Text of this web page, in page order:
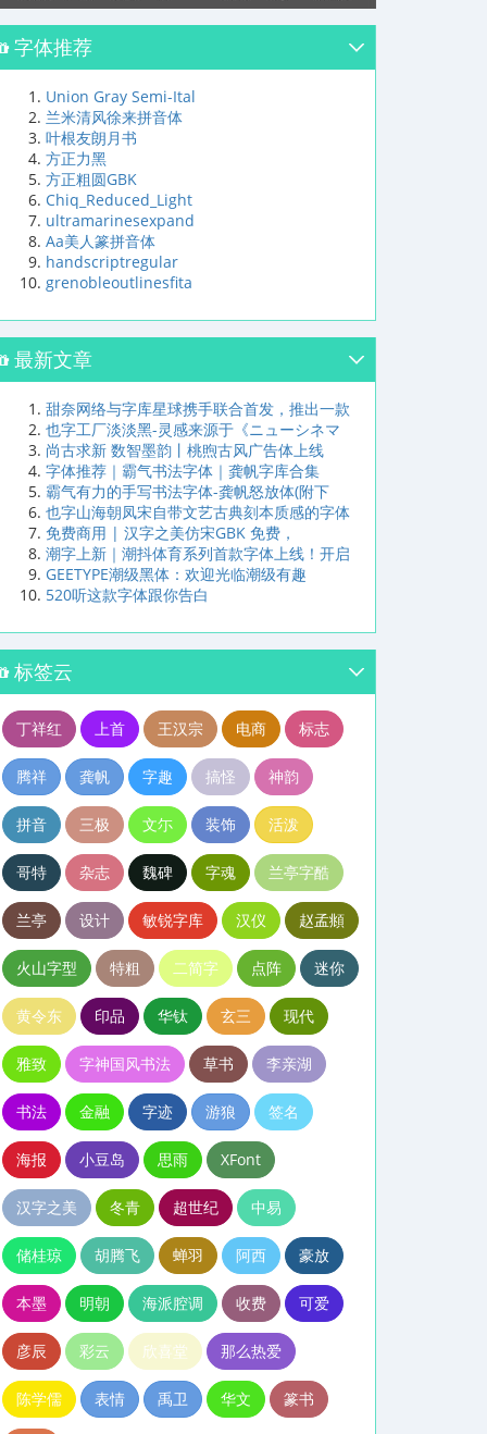
字体推荐
Union Gray Semi-Ital
兰米清风徐来拼音体
叶根友朗月书
方正力黑
方正粗圆GBK
Chiq_Reduced_Light
ultramarinesexpand
Aa美人篆拼音体
handscriptregular
grenobleoutlinesfita
最新文章
甜奈网络与字库星球携手联合首发，推出一款
也字工厂淡淡黑-灵感来源于《ニューシネマ
尚古求新 数智墨韵丨桃煦古风广告体上线
字体推荐｜霸气书法字体｜龚帆字库合集
霸气有力的手写书法字体-龚帆怒放体(附下
也字山海朝凤宋自带文艺古典刻本质感的字体
免费商用 | 汉字之美仿宋GBK 免费，
潮字上新｜潮抖体育系列首款字体上线！开启
GEETYPE潮级黑体：欢迎光临潮级有趣
520听这款字体跟你告白
标签云
丁祥红 上首 王汉宗 电商 标志
腾祥 龚帆 字趣 搞怪 神韵
拼音 三极 文尓 装饰 活泼
哥特 杂志 魏碑 字魂 兰亭字酷
兰亭 设计 敏锐字库 汉仪 赵孟頫
火山字型 特粗 二简字 点阵 迷你
黄令东 印品 华钛 玄三 现代
雅致 字神国风书法 草书 李亲湖
书法 金融 字迹 游狼 签名
海报 小豆岛 思雨 XFont
汉字之美 冬青 超世纪 中易
储桂琼 胡腾飞 蝉羽 阿西 豪放
本墨 明朝 海派腔调 收费 可爱
彦辰 彩云 欣喜堂 那么热爱
陈学儒 表情 禹卫 华文 篆书